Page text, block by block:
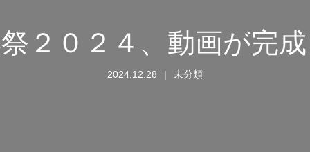
２０２４、動画が完
2024.12.28 未分類